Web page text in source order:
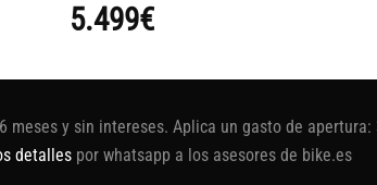
5.499€
y sin intereses. Aplica un gasto de apertura:
detallespor whatsapp a los asesores de bike.es